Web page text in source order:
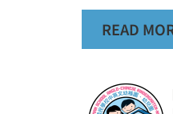
READ